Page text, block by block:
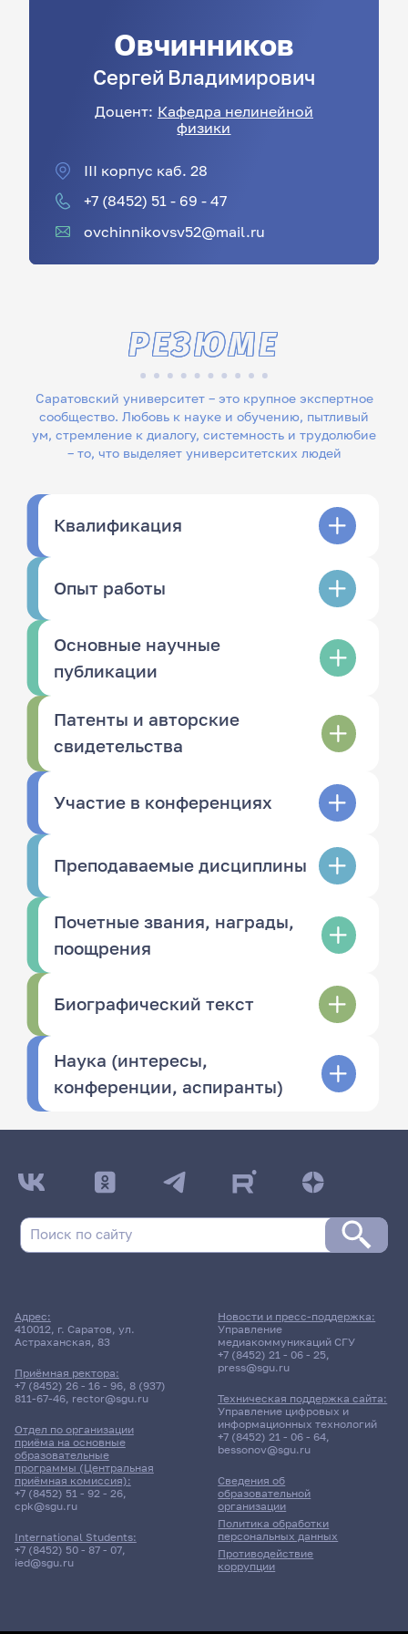
Овчинников
Сергей Владимирович
Доцент: Кафедра нелинейной
физики
III корпус каб. 28
+7 (8452) 51 - 69 - 47
ovchinnikovsv52@mail.ru
Саратовский университет – это крупное экспертное
сообщество. Любовь к науке и обучению, пытливый
ум, стремление к диалогу, системность и трудолюбие
– то, что выделяет университетских людей
РЕЗЮМЕ
Квалификация
Опыт работы
Основные научные
публикации
Патенты и авторские
свидетельства
Участие в конференциях
Преподаваемые дисциплины
Почетные звания, награды,
поощрения
Биографический текст
Наука (интересы,
конференции, аспиранты)
Адрес:
410012, г. Саратов, ул.
Астраханская, 83
Приёмная ректора:
+7 (8452) 26 - 16 - 96, 8 (937)
811-67-46, rector@sgu.ru
Отдел по организации
приёма на основные
образовательные
программы (Центральная
приёмная комиссия):
+7 (8452) 51 - 92 - 26,
cpk@sgu.ru
International Students:
+7 (8452) 50 - 87 - 07,
ied@sgu.ru
Сведения об
образовательной
организации
Политика обработки
персональных данных
Противодействие
коррупции
Новости и пресс-поддержка:
Управление
медиакоммуникаций СГУ
+7 (8452) 21 - 06 - 25,
press@sgu.ru
Техническая поддержка сайта:
Управление цифровых и
информационных технологий
+7 (8452) 21 - 06 - 64,
bessonov@sgu.ru